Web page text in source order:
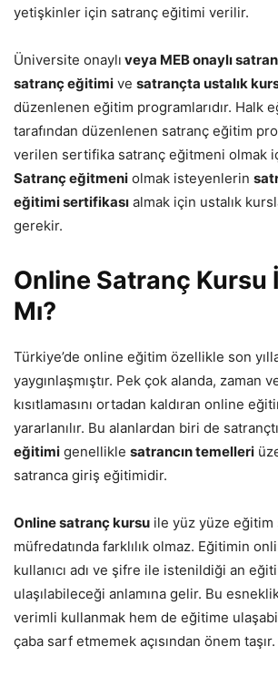
yetişkinler için satranç eğitimi verilir.
Üniversite onaylı veya MEB onaylı
satranç eğitimi ve satrançta ustalık
düzenlenen eğitim programlarıdır. Halk
tarafından düzenlenen satranç eğitim
verilen sertifika satranç eğitmeni olmak
Satranç eğitmeni olmak isteyenlerin
eğitimi sertifikası almak için ustalık
gerekir.
Online Satranç Kursu
Mı?
Türkiye’de online eğitim özellikle son
yaygınlaşmıştır. Pek çok alanda, zaman
kısıtlamasını ortadan kaldıran online
yararlanılır. Bu alanlardan biri de
eğitimi genellikle satrancın temelleri
satranca giriş eğitimidir.
Online satranç kursu ile yüz yüze
müfredatında farklılık olmaz. Eğitimin
kullanıcı adı ve şifre ile istenildiği an
ulaşılabileceği anlamına gelir. Bu
verimli kullanmak hem de eğitime
çaba sarf etmemek açısından önem taşır.